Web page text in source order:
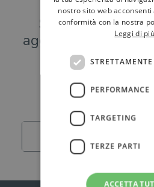
Scrivici a
aggiungere o
nostro sito web
conformità con la nostra
Leggi di più
PERFORMANCE
TARGETING
TERZE PARTI
ACCETTA